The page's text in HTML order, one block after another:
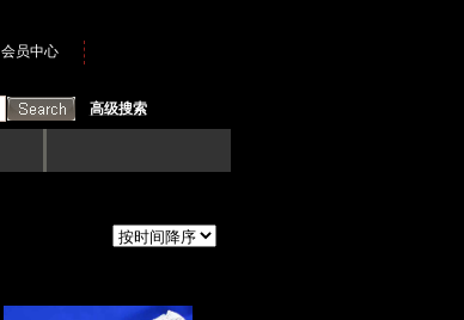
会员中心
高级搜索